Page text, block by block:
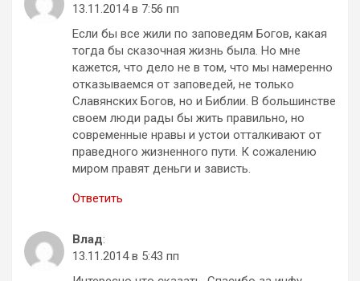
13.11.2014 в 7:56 пп
Если бы все жили по заповедям Богов, какая
тогда бы сказочная жизнь была. Но мне
кажется, что дело не в том, что мы намеренно
отказываемся от заповедей, не только
Славянских Богов, но и Библии. В большинстве
своем люди рады бы жить правильно, но
современные нравы и устои отталкивают от
праведного жизненного пути. К сожалению
миром правят деньги и зависть.
Ответить
Влад:
13.11.2014 в 5:43 пп